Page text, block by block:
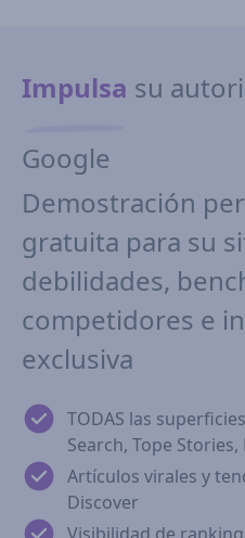
Impulsa su
Google
Demostración
gratuita para su
debilidades,
competidores e
exclusiva
TODAS las
Search, Tope Stories,
Artículos virales y
Discover